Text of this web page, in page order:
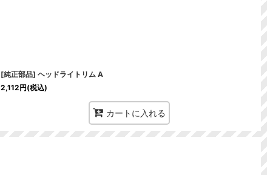
[純正部品] ヘッドライトリム A
2,112円(税込)
カートに入れる